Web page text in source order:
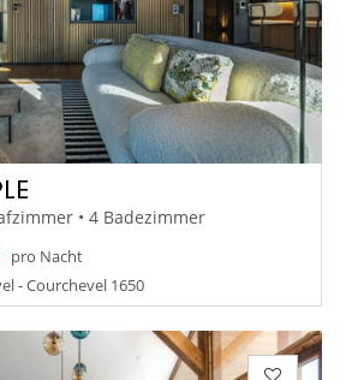
• 4 Badezimmer
pro Nacht
- Courchevel 1650